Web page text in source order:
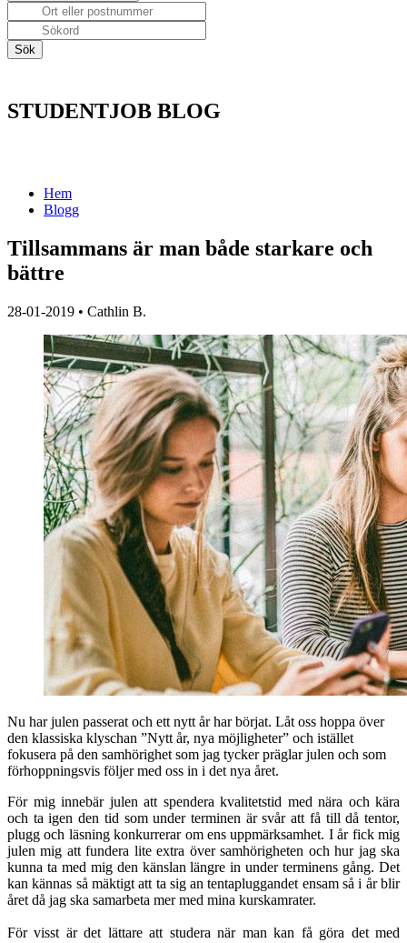
STUDENTJOB BLOG
Hem
Blogg
Tillsammans är man både starkare och
bättre
28-01-2019 • Cathlin B.
Nu har julen passerat och ett nytt år har börjat. Låt oss hoppa över
den klassiska klyschan ”Nytt år, nya möjligheter” och istället
fokusera på den samhörighet som jag tycker präglar julen och som
förhoppningsvis följer med oss in i det nya året.
För mig innebär julen att spendera kvalitetstid med nära och kära
och ta igen den tid som under terminen är svår att få till då tentor,
plugg och läsning konkurrerar om ens uppmärksamhet. I år fick mig
julen mig att fundera lite extra över samhörigheten och hur jag ska
kunna ta med mig den känslan längre in under terminens gång. Det
kan kännas så mäktigt att ta sig an tentapluggandet ensam så i år blir
året då jag ska samarbeta mer med mina kurskamrater.
För visst är det lättare att studera när man kan få göra det med